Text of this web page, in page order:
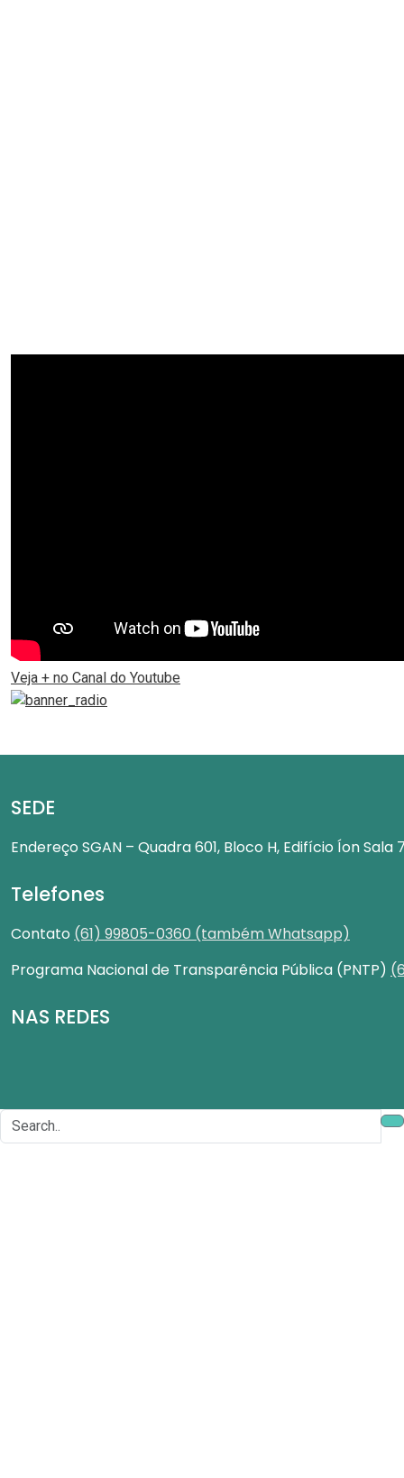
Veja + no Canal do Youtube
SEDE
Endereço SGAN – Quadra 601, Bloco H, Edifício Íon
Telefones
Contato (61) 99805-0360 (também Whatsapp)
Programa Nacional de Transparência Pública (PNTP)
NAS REDES